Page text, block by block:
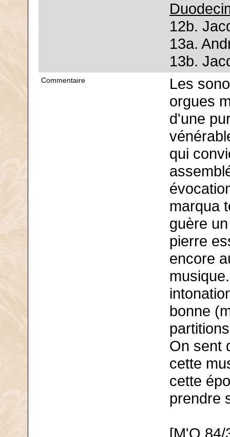
12b.
13a.
13b.
Commentaire
Les
orgues
d'une
qui
marqua
guère
pierre
encore
bonne
On sent
cette
cette
prendre
[M'O 84/